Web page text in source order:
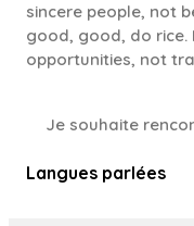
sincere people, not
good, good, do rice.
opportunities, not
Je souhaite
Langues parlées